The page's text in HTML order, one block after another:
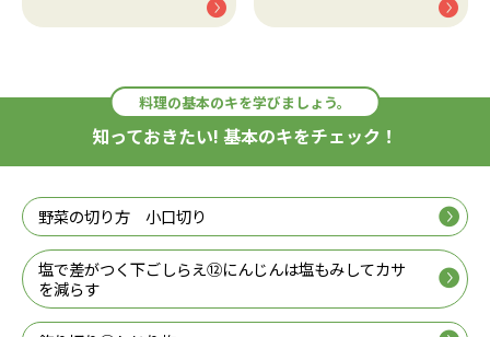
料理の基本のキを学びましょう。
知っておきたい! 基本のキをチェック！
野菜の切り方 小口切り
塩で差がつく下ごしらえ⑫にんじんは塩もみしてカサ
を減らす